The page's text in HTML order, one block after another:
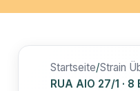
Startseite/Strain
RUA AIO 27/1 ·